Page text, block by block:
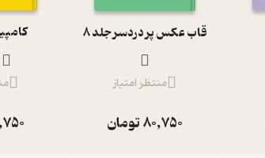
قاب عکس پر دردسر جلد 8
منتظر امتیاز
80,750تومان